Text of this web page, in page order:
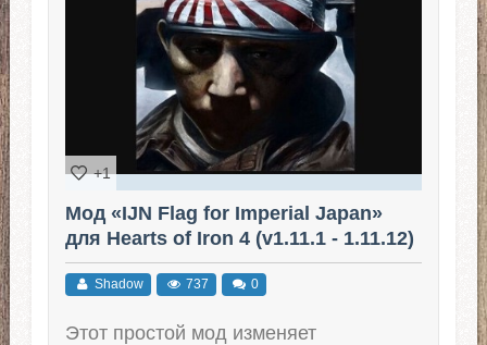
+1
Мод «IJN Flag for Imperial Japan»
для Hearts of Iron 4 (v1.11.1 - 1.11.12)
Shadow 737 0
Этот простой мод изменяет